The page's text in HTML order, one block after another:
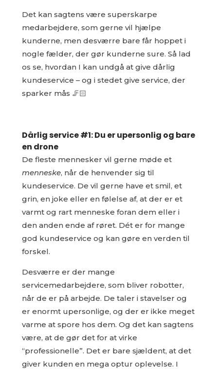
Det kan sagtens være superskarpe
medarbejdere, som gerne vil hjælpe
kunderne, men desværre bare får hoppet i
nogle fælder, der gør kunderne sure. Så lad
os se, hvordan I kan undgå at give dårlig
kundeservice – og i stedet give service, der
sparker mås 🦵🏻
Dårlig service #1: Du er upersonlig og bare
en drone
De fleste mennesker vil gerne møde et
menneske, når de henvender sig til
kundeservice. De vil gerne have et smil, et
grin, en joke eller en følelse af, at der er et
varmt og rart menneske foran dem eller i
den anden ende af røret. Dét er for mange
god kundeservice og kan gøre en verden til
forskel.
Desværre er der mange
servicemedarbejdere, som bliver robotter,
når de er på arbejde. De taler i stavelser og
er enormt upersonlige, og der er ikke meget
varme at spore hos dem. Og det kan sagtens
være, at de gør det for at virke
“professionelle”. Det er bare sjældent, at det
giver kunden en mega optur oplevelse. I